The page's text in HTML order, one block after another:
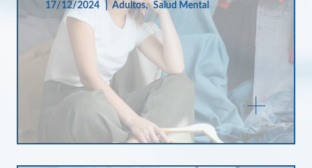
17/12/2024 Adultos Salud Mental